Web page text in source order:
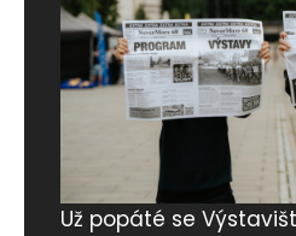
České dřevo
Už popáté se